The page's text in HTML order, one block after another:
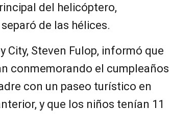
del helicóptero,
de las hélices.
City, Steven Fulop, informó que
conmemorando el cumpleaños
con un paseo turístico en
y que los niños tenían 11